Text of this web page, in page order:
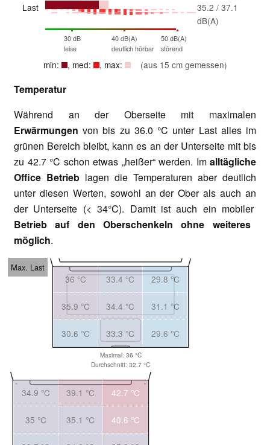
Last
35.2 / 37.1
dB(A)
30 dB
leise
40 dB(A)
deutlich hörbar
50 dB(A)
störend
min: , med: , max: (aus 15 cm gemessen)
Temperatur
Während an der Oberseite mit maximalen
Erwärmungenvon bis zu 36.0 °C unter Last alles im
grünen Bereich bleibt, kann es an der Unterseite mit bis
zu 42.7 °C schon etwas „heißer“ werden. Im alltägliche
Office Betrieb lagen die Temperaturen aber deutlich
unter diesen Werten, sowohl an der Ober als auch an
der Unterseite (< 34°C). Damit ist auch ein mobiler
Betrieb auf den Oberschenkeln ohne weiteres
möglich.
Max. Last
36 °C 33.4 °C 29.8 °C
35.9 °C 34.4 °C 31.1 °C
30.6 °C 33.3 °C 29.6 °C
Maximal: 36 °C
Durchschnitt: 32.7 °C
34.9 °C 39.1 °C 42.7 °C
35 °C 35.1 °C 40.6 °C